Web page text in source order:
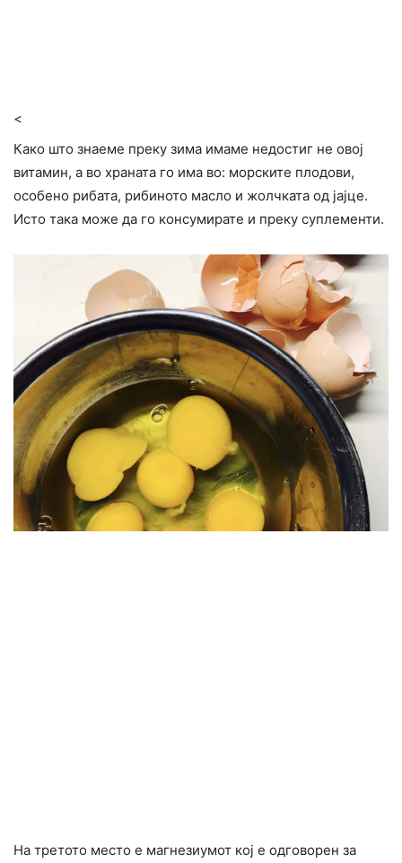
<
Како што знаеме преку зима имаме недостиг не овој
витамин, а во храната го има во: морските плодови,
особено рибата, рибиното масло и жолчката од јајце.
Исто така може да го консумирате и преку суплементи.
На третото место е магнезиумот кој е одговорен за